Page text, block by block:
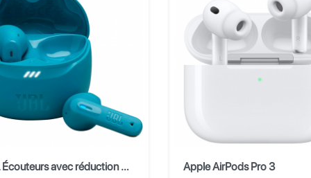
JBL Écouteurs avec réduction de bruit Tune Flex 2 - Cyan
Apple AirPods Pro 3